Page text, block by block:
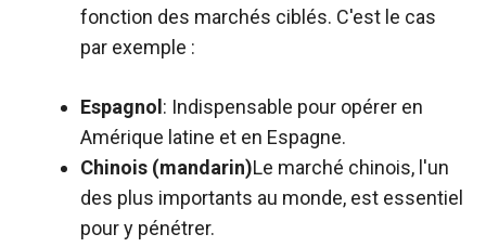
fonction des marchés ciblés. C'est le cas
par exemple :
Espagnol : Indispensable pour opérer en
Amérique latine et en Espagne.
Chinois (mandarin)Le marché chinois, l'un
des plus importants au monde, est essentiel
pour y pénétrer.